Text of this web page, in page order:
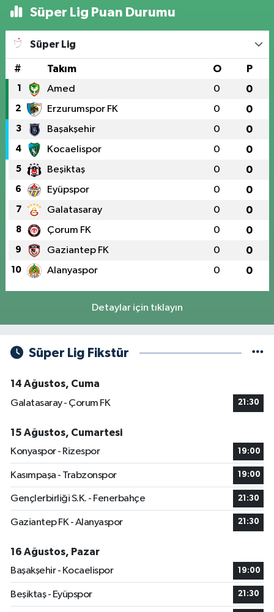
Yıldız Eczanesi
Üniversite Mah.Yunus Emre Bulvarı No:2 A
Süper Lig Puan Durumu
Süper Lig
# Takım O P
1 Amed 0 0
2 Erzurumspor FK 0 0
3 Başakşehir 0 0
4 Kocaelispor 0 0
5 Beşiktaş 0 0
6 Eyüpspor 0 0
7 Galatasaray 0 0
8 Çorum FK 0 0
9 Gaziantep FK 0 0
10 Alanyaspor 0 0
Detaylar için tıklayın
Süper Lig Fikstür
14 Ağustos, Cuma
Galatasaray - Çorum FK
21:30
15 Ağustos, Cumartesi
Konyaspor - Rizespor
19:00
Kasımpaşa - Trabzonspor 19:00
Gençlerbirliği S.K. - Fenerbahçe 21:30
Gaziantep FK - Alanyaspor 21:30
16 Ağustos, Pazar
Başakşehir - Kocaelispor
19:00
Beşiktaş - Eyüpspor 21:30